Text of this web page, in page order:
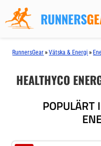
RUNNERS
RunnersGear »Vätska & Energi »
HEALTHYCO
POPULÄRT